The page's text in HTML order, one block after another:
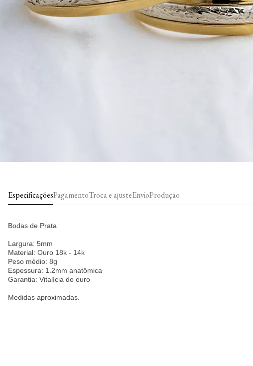
EspecificaçõesPagamentoTroca e ajusteEnvioProdução
Bodas de Prata
Largura: 5mm
Material: Ouro 18k - 14k
Peso médio: 8g
Espessura: 1.2mm anatômica
Garantia: Vitalícia do ouro
Medidas aproximadas.